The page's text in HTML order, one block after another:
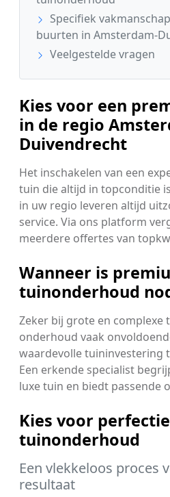
Specifiek
buurten in Amsterdam-
Veelgestelde vragen
Kies voor een
in de regio
Duivendrecht
Het inschakelen van een
tuin die altijd in topconditie
in uw regio leveren altijd
service. Via ons platform
meerdere offertes van
Wanneer is
tuinonderhoud
Zeker bij grote en complexe
onderhoud vaak
waardevolle tuininvestering
Een erkende specialist
luxe tuin en biedt passende
Kies voor
tuinonderhoud
Een vlekkeloos proces
resultaat